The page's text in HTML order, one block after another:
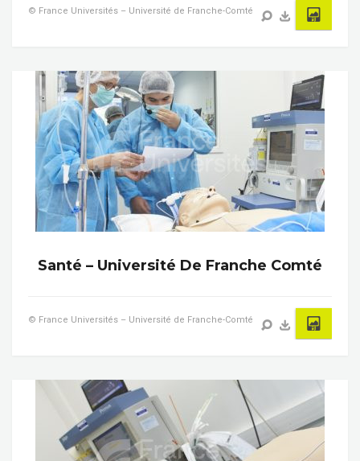
© France Universités – Université de Franche-Comté
Santé – Université De Franche Comté
© France Universités – Université de Franche-Comté